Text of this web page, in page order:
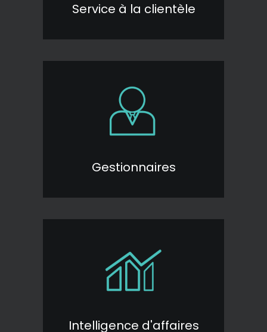
Service à la clientèle
Gestionnaires
Intelligence d'affaires